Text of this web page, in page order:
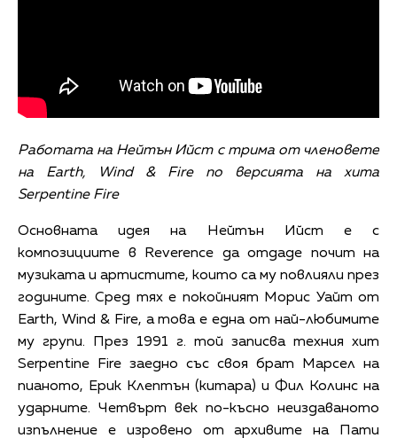
Работата на Нейтън Ийст с трима от членовете
на Earth, Wind & Fire по версията на хита
Serpentine Fire
Основната идея на Нейтън Ийст е с
композициите в Reverence да отдаде почит на
музиката и артистите, които са му повлияли през
годините. Сред тях е покойният Морис Уайт от
Earth, Wind & Fire, а това е една от най-любимите
му групи. През 1991 г. той записва техния хит
Serpentine Fire заедно със своя брат Марсел на
пианото, Ерик Клептън (китара) и Фил Колинс на
ударните. Четвърт век по-късно неиздаваното
изпълнение е изровено от архивите на Пати